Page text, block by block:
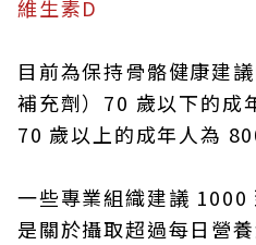
維生素D
目前為保持骨骼健康建
補充劑）70 歲以下的成
70 歲以上的成年人為
一些專業組織建議
是關於攝取超過每日營